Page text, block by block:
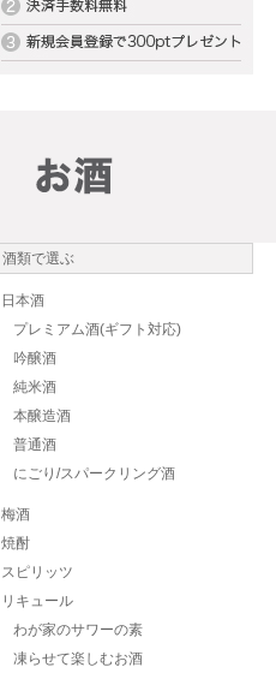
酒類で選ぶ
日本酒
プレミアム酒(ギフト対応)
吟醸酒
純米酒
本醸造酒
普通酒
にごり/スパークリング酒
梅酒
焼酎
スピリッツ
リキュール
わが家のサワーの素
凍らせて楽しむお酒